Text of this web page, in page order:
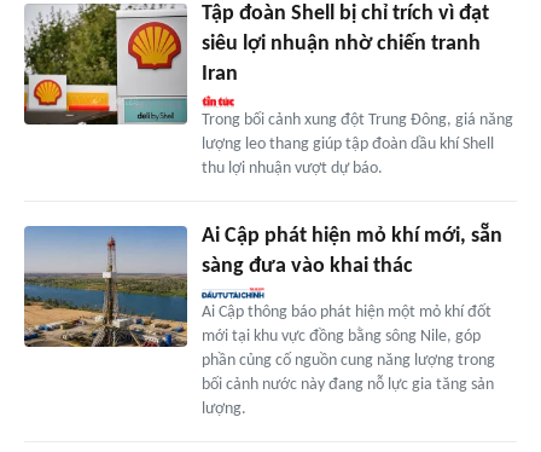
Tập đoàn Shell bị chỉ trích vì đạt
siêu lợi nhuận nhờ chiến tranh
Iran
Trong bối cảnh xung đột Trung Đông, giá năng
lượng leo thang giúp tập đoàn dầu khí Shell
thu lợi nhuận vượt dự báo.
Ai Cập phát hiện mỏ khí mới, sẵn
sàng đưa vào khai thác
Ai Cập thông báo phát hiện một mỏ khí đốt
mới tại khu vực đồng bằng sông Nile, góp
phần củng cố nguồn cung năng lượng trong
bối cảnh nước này đang nỗ lực gia tăng sản
lượng.